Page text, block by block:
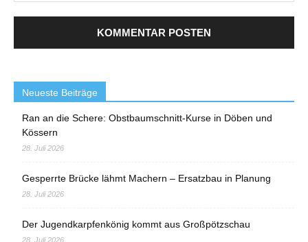
Neueste Beiträge
Ran an die Schere: Obstbaumschnitt-Kurse in Döben und
Kössern
28. Juli 2026
Gesperrte Brücke lähmt Machern – Ersatzbau in Planung
28. Juli 2026
Der Jugendkarpfenkönig kommt aus Großpötzschau
28. Juli 2026